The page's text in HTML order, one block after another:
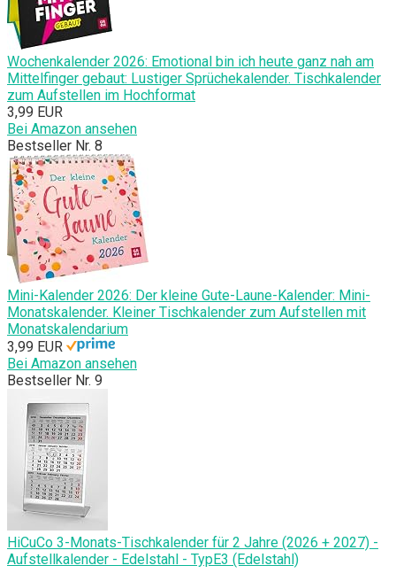
Wochenkalender 2026: Emotional bin ich heute ganz nah am
Mittelfinger gebaut: Lustiger Sprüchekalender. Tischkalender
zum Aufstellen im Hochformat
3,99 EUR
Bei Amazon ansehen
Bestseller Nr. 8
Mini-Kalender 2026: Der kleine Gute-Laune-Kalender: Mini-
Monatskalender. Kleiner Tischkalender zum Aufstellen mit
Monatskalendarium
3,99 EUR
Bei Amazon ansehen
Bestseller Nr. 9
HiCuCo 3-Monats-Tischkalender für 2 Jahre (2026 + 2027) -
Aufstellkalender - Edelstahl - TypE3 (Edelstahl)